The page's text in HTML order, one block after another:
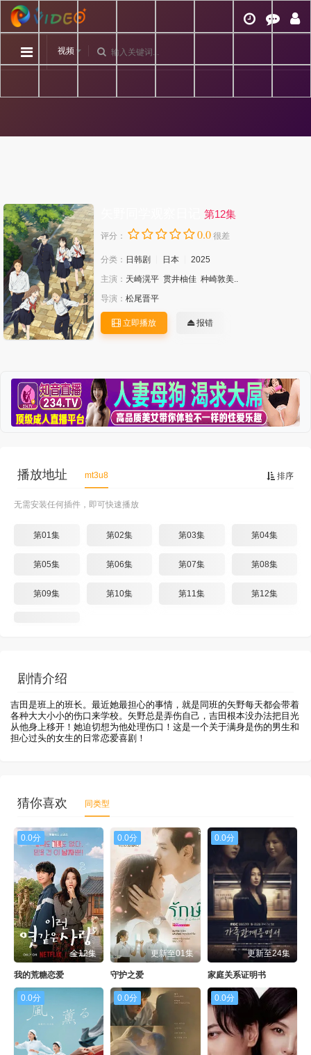
视频
第12集
评分： 0.0 很差
分类： 日韩剧 日本
2025
主演： 天崎滉平 贯井柚佳 种崎敦美..
导演： 松尾晋平
立即播放 报错
排序
播放地址 mt3u8
无需安装任何插件，即可快速播放
第01集 第02集 第03集 第04集
第05集 第06集 第07集 第08集
第09集 第10集 第11集 第12集
剧情介绍
吉田是班上的班长。最近她最担心的事情，就是同班的矢野每天都会带着
各种大大小小的伤口来学校。矢野总是弄伤自己，吉田根本没办法把目光
从他身上移开！她迫切想为他处理伤口！这是一个关于满身是伤的男生和
担心过头的女生的日常恋爱喜剧！
猜你喜欢 同类型
0.0分
全12集
我的荒糖恋爱
0.0分
更新至01集
守护之爱
0.0分
更新至24集
家庭关系证明书
0.0分 0.0分 0.0分